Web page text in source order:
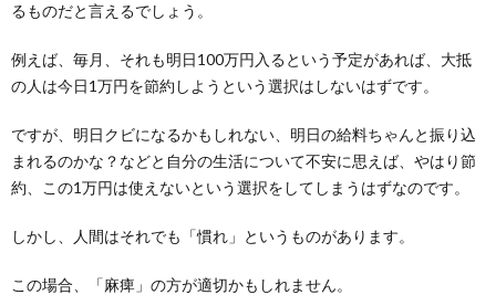
るものだと言えるでしょう。
例えば、毎月、それも明日100万円入るという予定があれば、大抵
の人は今日1万円を節約しようという選択はしないはずです。
ですが、明日クビになるかもしれない、明日の給料ちゃんと振り込
まれるのかな？などと自分の生活について不安に思えば、やはり節
約、この1万円は使えないという選択をしてしまうはずなのです。
しかし、人間はそれでも「慣れ」というものがあります。
この場合、「麻痺」の方が適切かもしれません。